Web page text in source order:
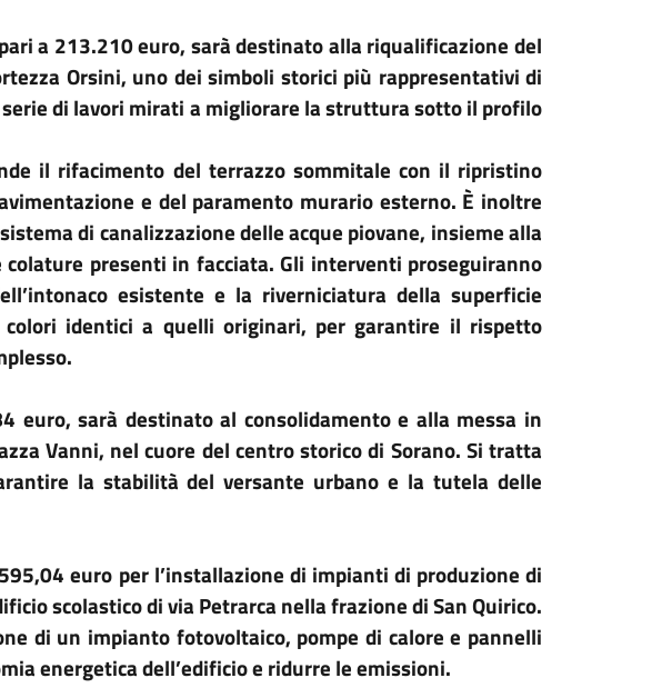
a 213.210 euro, sarà destinato alla riqualificazione del
Orsini, uno dei simboli storici più rappresentativi di
serie di lavori mirati a migliorare la struttura sotto il profilo
il rifacimento del terrazzo sommitale con il ripristino
e del paramento murario esterno. È inoltre
di canalizzazione delle acque piovane, insieme alla
presenti in facciata. Gli interventi proseguiranno
esistente e la riverniciatura della superficie
identici a quelli originari, per garantire il rispetto
euro, sarà destinato al consolidamento e alla messa in
Vanni, nel cuore del centro storico di Sorano. Si tratta
la stabilità del versante urbano e la tutela delle
euro per l’installazione di impianti di produzione di
scolastico di via Petrarca nella frazione di San Quirico.
di un impianto fotovoltaico, pompe di calore e pannelli
energetica dell’edificio e ridurre le emissioni.